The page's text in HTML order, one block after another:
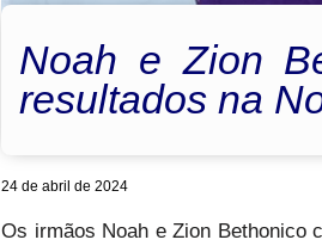
Noah e Zion
resultados na
24 de abril de 2024
Os irmãos Noah e Zion Bethonico